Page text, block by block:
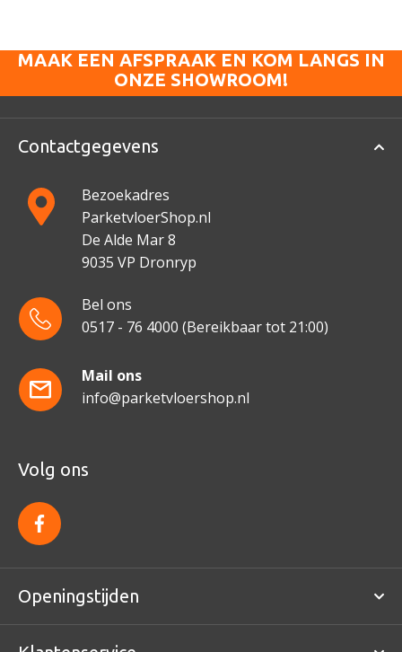
MAAK EEN AFSPRAAK EN KOM LANGS IN
ONZE SHOWROOM!
Contactgegevens
Bezoekadres
ParketvloerShop.nl
De Alde Mar 8
9035 VP Dronryp
Bel ons
0517 - 76 4000 (Bereikbaar tot 21:00)
Mail ons
info@parketvloershop.nl
Volg ons
f
a
c
e
o
o
Openingstijden